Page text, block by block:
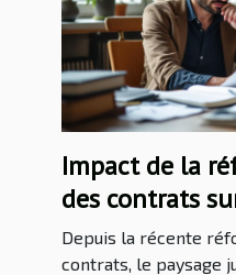
Impact de la
des contrats
françaises
Depuis la récente
contrats, le paysage